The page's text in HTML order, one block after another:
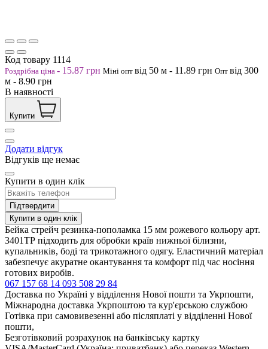
Код товару 1114
Роздрібна ціна - 15.87 грн Міні опт від 50 м - 11.89 грн Опт від 300
м - 8.90 грн
В наявності
Купити
Додати відгук
Відгуків ще немає
Купити в один клік
Підтвердити
Купити в один клік
Бейка стрейч резинка-пополамка 15 мм рожевого кольору арт.
3401ТР підходить для обробки країв нижньої білизни,
купальників, боді та трикотажного одягу. Еластичний матеріал
забезпечує акуратне окантування та комфорт під час носіння
готових виробів.
067 157 68 14 093 508 29 84
Доставка по Україні у відділення Нової пошти та Укрпошти,
Міжнародна доставка Укрпоштою та кур'єрською службою
Готівка при самовивезенні або післяплаті у відділенні Нової
пошти,
Безготівковий розрахунок на банківську картку